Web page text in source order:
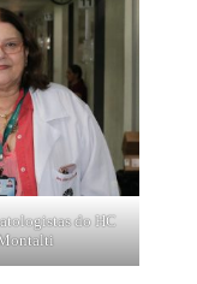
do HC